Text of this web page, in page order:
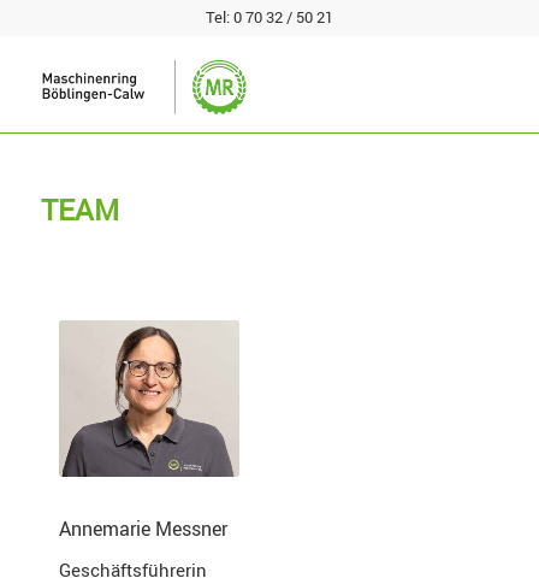
Tel:0 70 32 / 50 21
TEAM
Annemarie Messner
Geschäftsführerin